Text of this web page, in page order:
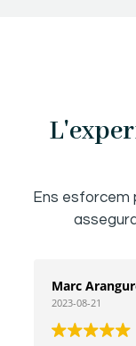
Ens esforcem
Marc
2023-08-21